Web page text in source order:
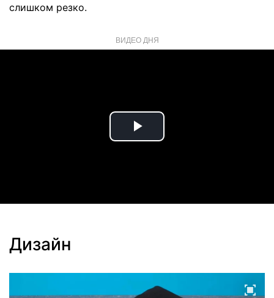
слишком резко.
ВИДЕО ДНЯ
Play
Дизайн